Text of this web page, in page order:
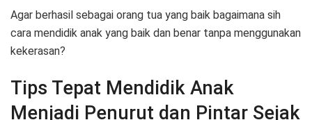
Agar berhasil sebagai orang tua yang baik bagaimana sih
cara mendidik anak yang baik dan benar tanpa menggunakan
kekerasan?
Tips Tepat Mendidik Anak
Menjadi Penurut dan Pintar Sejak